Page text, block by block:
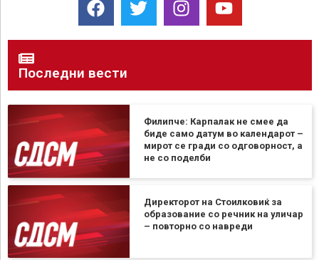
Последни вести
Филипче: Карпалак не смее да
биде само датум во календарот –
мирот се гради со одговорност, а
не со поделби
Директорот на Стоилковиќ за
образование со речник на уличар
– повторно со навреди